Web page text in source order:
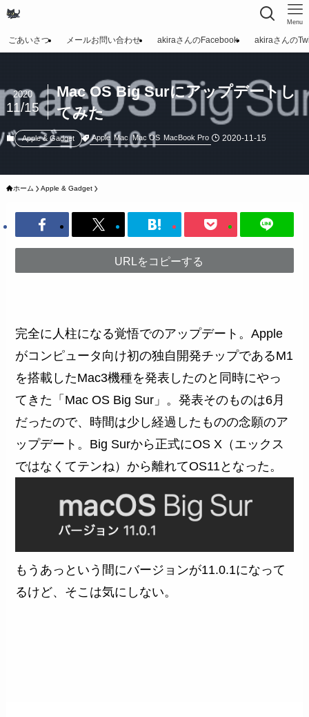
Menu
ごあいさつ メールお問い合わせ akiraさんのFacebook akiraさんの
Mac OS Big Surにアップデートし
てみた
2020
11/15
Apple & Gadget Apple Mac Mac OS MacBook Pro 2020-11-15
ホーム Apple & Gadget
URLをコピーする
完全に人柱になる覚悟でのアップデート。Apple
がコンピュータ向け初の独自開発チップであるM1
を搭載したMac3機種を発表したのと同時にやっ
てきた「Mac OS Big Sur」。発表そのものは6月
だったので、時間は少し経過したものの念願のア
ップデート。Big Surから正式にOS X（エックス
ではなくてテンね）から離れてOS11となった。
もうあっという間にバージョンが11.0.1になって
るけど、そこは気にしない。